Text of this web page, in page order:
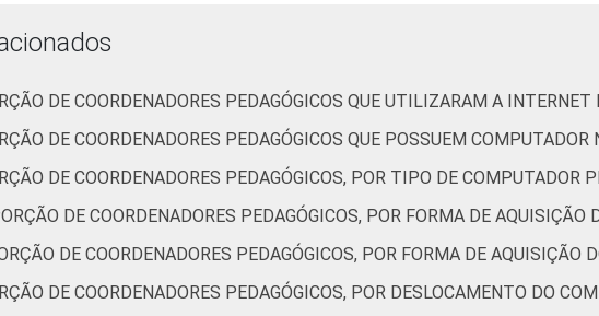
Total —
pedagógicos que possuem computador portátil no domicílio.
2013 / dez 2013
DE COORDENADORES PEDAGÓGICOS QUE UTILIZARAM A
DE COORDENADORES PEDAGÓGICOS QUE POSSUEM COMPUTADOR
DE COORDENADORES PEDAGÓGICOS, POR TIPO DE COMPUTADOR
DE COORDENADORES PEDAGÓGICOS, POR FORMA DE
DE COORDENADORES PEDAGÓGICOS, POR FORMA DE
DE COORDENADORES PEDAGÓGICOS, POR DESLOCAMENTO DO